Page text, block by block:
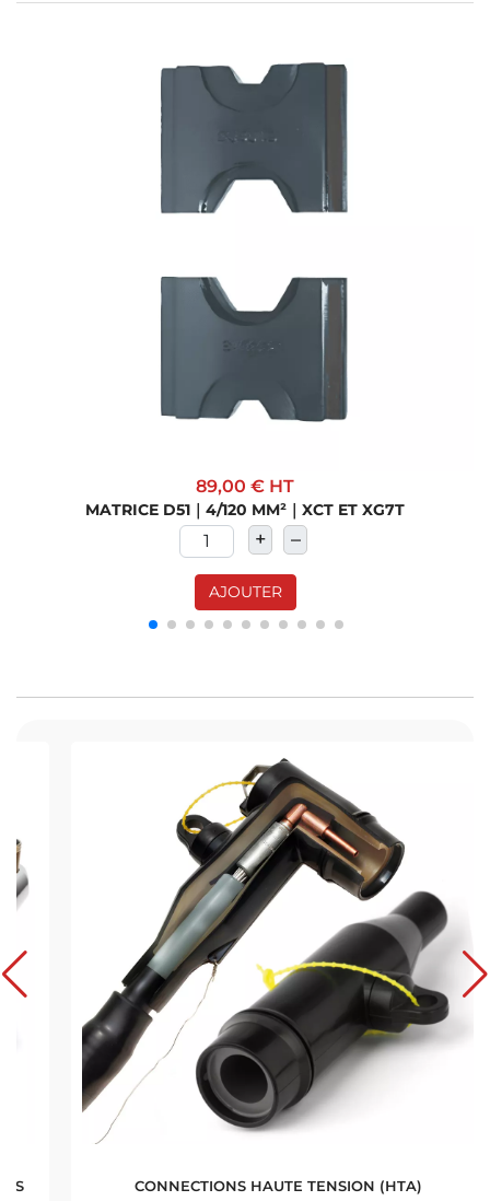
89,00 € HT
MATRICE D51｜4/120 MM²｜XCT ET XG7T
+ –
AJOUTER
CONNECTIONS HAUTE TENSION (HTA)